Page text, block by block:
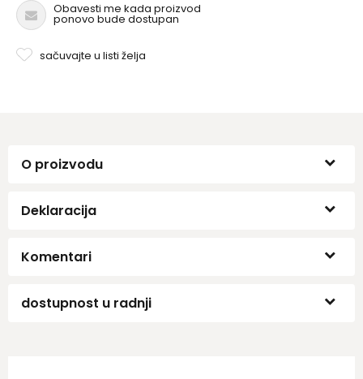
Obavesti me kada proizvod
ponovo bude dostupan
sačuvajte u listi želja
O proizvodu
Deklaracija
Komentari
dostupnost u radnji